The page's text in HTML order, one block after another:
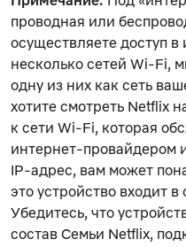
проводная или
осуществляете доступ в
несколько сетей Wi-Fi,
одну из них как сеть
хотите смотреть Netflix
к сети Wi-Fi, которая
интернет-провайдером
IP-адрес, вам может
это устройство входит
Убедитесь, что
состав Семьи Netflix,